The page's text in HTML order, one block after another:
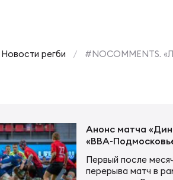
Новости регби #NOCOMMENTS.
Анонс матча
«ВВА-
Первый после
перерыва матч в